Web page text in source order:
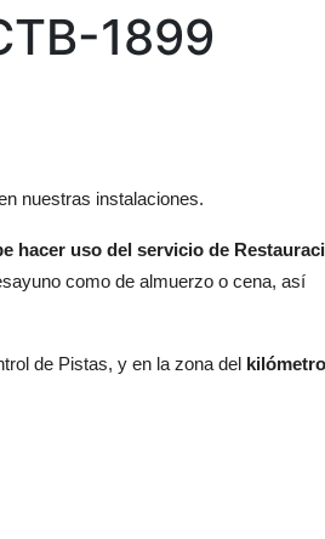
1899
nuestras instalaciones.
hacer uso del servicio de
como de almuerzo o cena, así
de Pistas, y en la zona del
kilómetro